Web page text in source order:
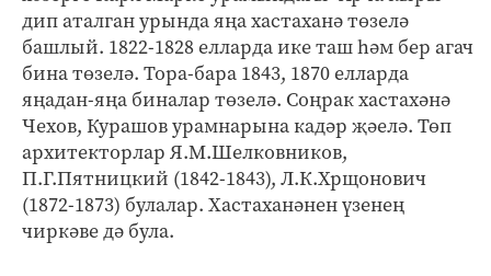
дип аталган урында яңа хастаханә төзелә
башлый. 1822-1828 елларда ике таш һәм бер агач
бина төзелә. Тора-бара 1843, 1870 елларда
яңадан-яңа биналар төзелә. Соңрак хастахәнә
Чехов, Курашов урамнарына кадәр җәелә. Төп
архитекторлар Я.М.Шелковников,
П.Г.Пятницкий (1842-1843), Л.К.Хрщонович
(1872-1873) булалар. Хастаханәнен үзенең
чиркәве дә була.